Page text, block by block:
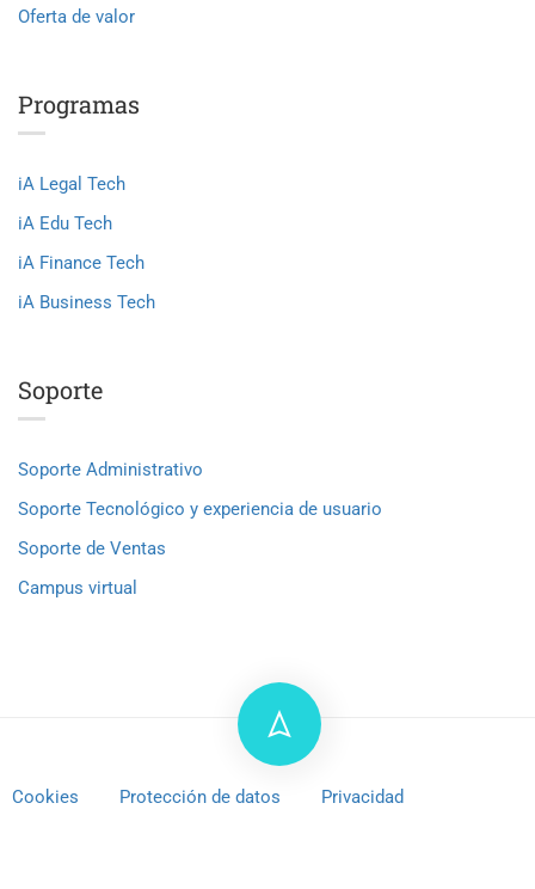
Oferta de valor
Programas
iA Legal Tech
iA Edu Tech
iA Finance Tech
iA Business Tech
Soporte
Soporte Administrativo
Soporte Tecnológico y experiencia de usuario
Soporte de Ventas
Campus virtual
Cookies Protección de datos Privacidad